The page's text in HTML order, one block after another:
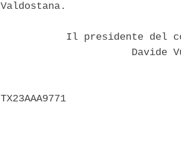
Valdostana.
Il presidente del
Davide